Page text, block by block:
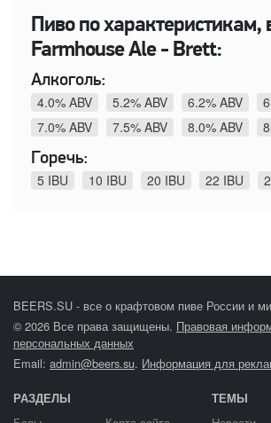
Пиво по характеристикам,
Farmhouse Ale - Brett:
Алкоголь:
4.0% ABV
5.2% ABV 6.2% ABV
7.0% ABV
7.5% ABV 8.0% ABV
Горечь:
5 IBU
10 IBU 20 IBU 22 IBU
BEERS.SU - все о крафтовом пиве России и
© 2026 Все права защищены. Правовая
персональных данных
Email: admin@beers.su. Информация для
РАЗДЕЛЫ ТЕМЫ